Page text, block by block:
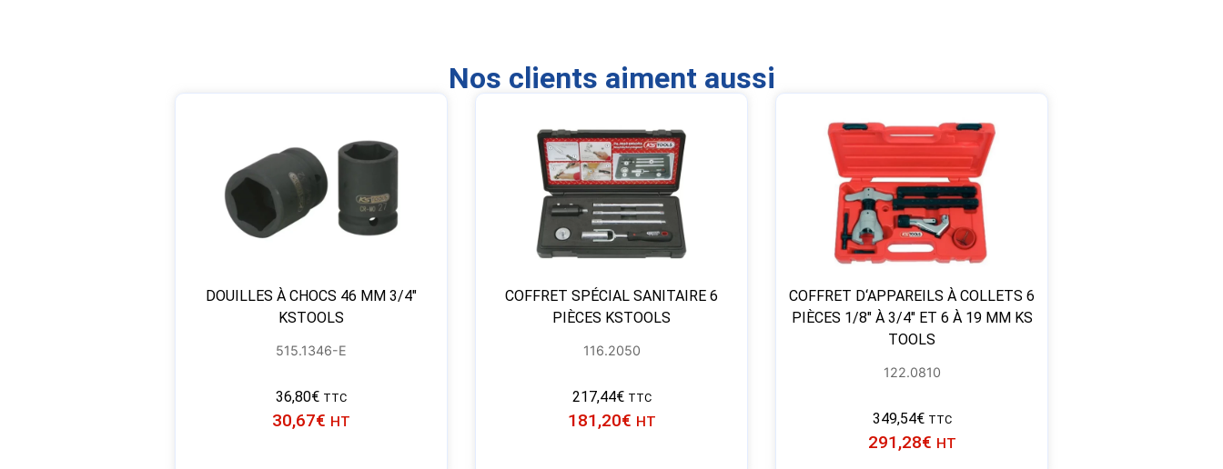
Nos clients aiment aussi
DOUILLES À CHOCS 46 MM 3/4″
KSTOOLS
515.1346-E
36,80€ TTC
30,67€ HT
COFFRET SPÉCIAL SANITAIRE 6
PIÈCES KSTOOLS
116.2050
217,44€ TTC
181,20€ HT
COFFRET D‘APPAREILS À COLLETS 6
PIÈCES 1/8″ À 3/4″ ET 6 À 19 MM KS
TOOLS
122.0810
349,54€ TTC
291,28€ HT